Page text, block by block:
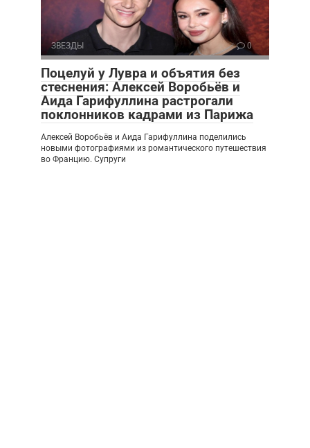
ЗВЕЗДЫ 0
Поцелуй у Лувра и объятия без
стеснения: Алексей Воробьёв и
Аида Гарифуллина растрогали
поклонников кадрами из Парижа
Алексей Воробьёв и Аида Гарифуллина поделились
новыми фотографиями из романтического путешествия
во Францию. Супруги